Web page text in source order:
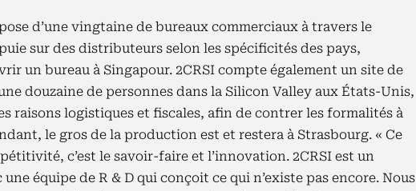
d’une vingtaine de bureaux commerciaux à travers le
sur des distributeurs selon les spécificités des pays,
un bureau à Singapour. 2CRSI compte également un site de
douzaine de personnes dans la Silicon Valley aux États-Unis,
raisons logistiques et fiscales, afin de contrer les formalités à
le gros de la production est et restera à Strasbourg. « Ce
c’est le savoir-faire et l’innovation. 2CRSI est un
équipe de R & D qui conçoit ce qui n’existe pas encore. Nous